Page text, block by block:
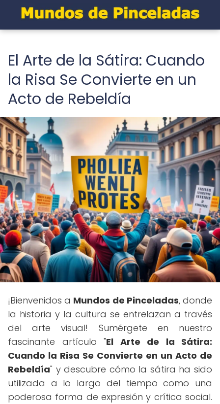
El Arte de la Sátira: Cuando
la Risa Se Convierte en un
Acto de Rebeldía
¡Bienvenidos a Mundos de Pinceladas, donde
la historia y la cultura se entrelazan a través
del arte visual! Sumérgete en nuestro
fascinante artículo "El Arte de la Sátira:
Cuando la Risa Se Convierte en un Acto de
Rebeldía" y descubre cómo la sátira ha sido
utilizada a lo largo del tiempo como una
poderosa forma de expresión y crítica social.